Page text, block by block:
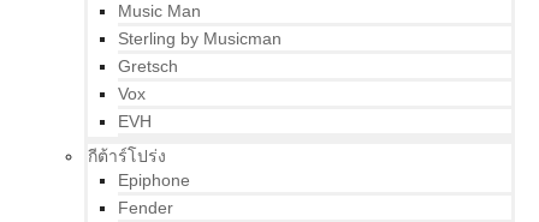
Music Man
Sterling by Musicman
Gretsch
Vox
EVH
กีต้าร์โปร่ง
Epiphone
Fender